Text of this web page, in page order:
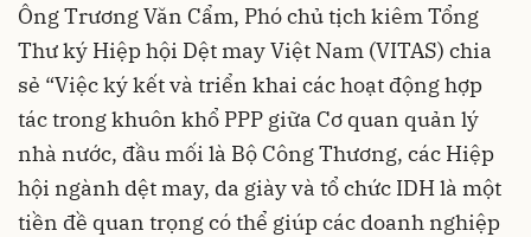
Ông Trương Văn Cẩm, Phó chủ tịch kiêm Tổng
Thư ký Hiệp hội Dệt may Việt Nam (VITAS) chia
sẻ “Việc ký kết và triển khai các hoạt động hợp
tác trong khuôn khổ PPP giữa Cơ quan quản lý
nhà nước, đầu mối là Bộ Công Thương, các Hiệp
hội ngành dệt may, da giày và tổ chức IDH là một
tiền đề quan trọng có thể giúp các doanh nghiệp